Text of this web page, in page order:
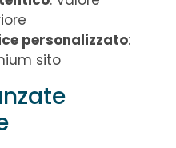
personalizzato:
sito